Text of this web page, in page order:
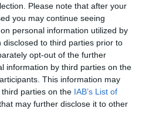
Please note that after your
you may continue seeing
personal information utilized by
to third parties prior to
opt-out of the further
information by third parties on the
This information may
parties on the IAB’s List of
may further disclose it to other
σε 58χρονο
καταγγελία της
ενδοοικογενειακή